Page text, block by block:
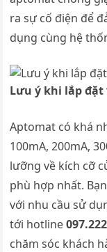
ra sự cố điện để
dụng cùng hệ
Lưu ý khi lắp
Aptomat có khá
100mA, 200mA,
lưỡng về kích cỡ
phù hợp nhất.
với nhu cầu sử
tới hotline
chăm sóc khách